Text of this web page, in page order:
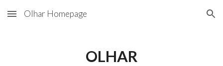
Skip to main content Skip to navigation
Olhar Homepage
OLHAR